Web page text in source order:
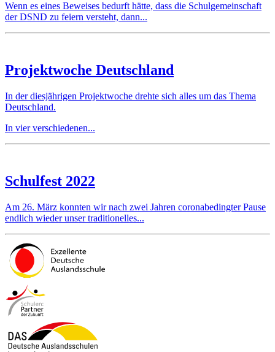
Wenn es eines Beweises bedurft hätte, dass die Schulgemeinschaft
der DSND zu feiern versteht, dann...
Projektwoche Deutschland
In der diesjährigen Projektwoche drehte sich alles um das Thema
Deutschland.
In vier verschiedenen...
Schulfest 2022
Am 26. März konnten wir nach zwei Jahren coronabedingter Pause
endlich wieder unser traditionelles...